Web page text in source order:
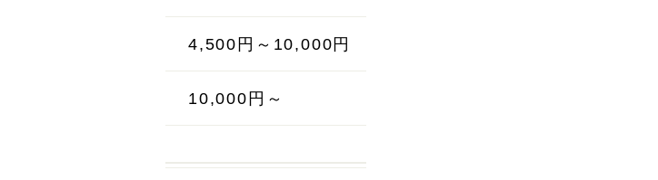
4,500円～10,000円
10,000円～